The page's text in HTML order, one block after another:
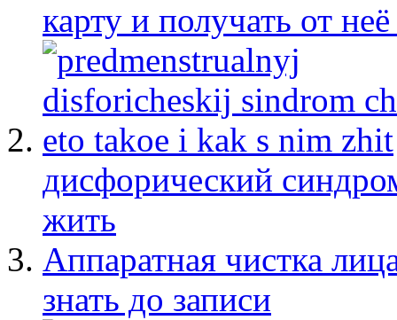
карту и получать от
дисфорический
жить
Аппаратная чистка
знать до записи